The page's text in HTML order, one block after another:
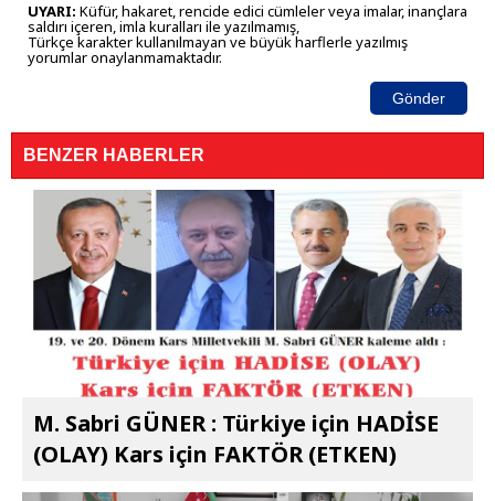
UYARI: Küfür, hakaret, rencide edici cümleler veya imalar, inançlara
saldırı içeren, imla kuralları ile yazılmamış,
Türkçe karakter kullanılmayan ve büyük harflerle yazılmış
yorumlar onaylanmamaktadır.
Gönder
BENZER HABERLER
M. Sabri GÜNER : Türkiye için HADİSE
(OLAY) Kars için FAKTÖR (ETKEN)